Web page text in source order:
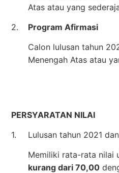
Atas atau yang
2.
Program Afirmasi
Calon lulusan tahun
Menengah Atas atau
PERSYARATAN NILAI
1.
Lulusan tahun 2021
Memiliki rata-rata nilai
kurang dari 70,00